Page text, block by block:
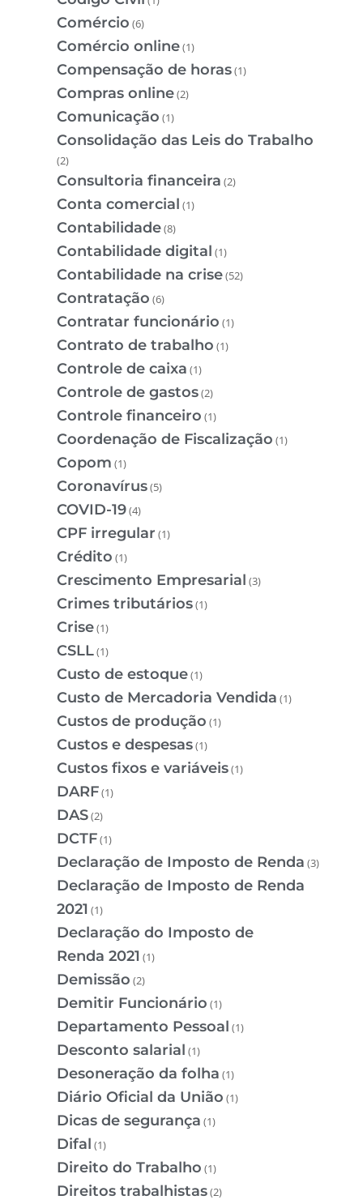
Comércio (6)
Comércio online(1)
Compensação de horas(1)
Compras online(2)
Comunicação (1)
Consolidação das Leis do Trabalho
(2)
Consultoria financeira (2)
Conta comercial (1)
Contabilidade(8)
Contabilidade digital (1)
Contabilidade na crise(52)
Contratação (6)
Contratar funcionário (1)
Contrato de trabalho (1)
Controle de caixa (1)
Controle de gastos(2)
Controle financeiro (1)
Coordenação de Fiscalização (1)
Copom (1)
Coronavírus(5)
COVID-19(4)
CPF irregular (1)
Crédito (1)
Crescimento Empresarial (3)
Crimes tributários(1)
Crise(1)
CSLL(1)
Custo de estoque(1)
Custo de Mercadoria Vendida (1)
Custos de produção (1)
Custos e despesas(1)
Custos fixos e variáveis(1)
DARF(1)
DAS(2)
DCTF(1)
Declaração de Imposto de Renda (3)
Declaração de Imposto de Renda
2021 (1)
Declaração do Imposto de
Renda 2021 (1)
Demissão (2)
Demitir Funcionário (1)
Departamento Pessoal (1)
Desconto salarial (1)
Desoneração da folha (1)
Diário Oficial da União (1)
Dicas de segurança (1)
Difal (1)
Direito do Trabalho (1)
Direitos trabalhistas(2)